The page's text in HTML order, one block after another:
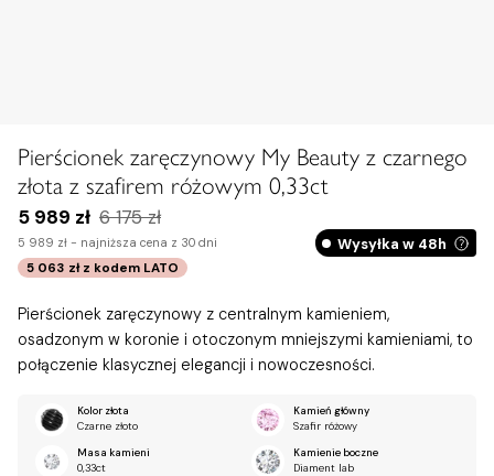
Pierścionek zaręczynowy My Beauty z czarnego
złota z szafirem różowym 0,33ct
5 989 zł 6 175 zł
5 989 zł - najniższa cena z 30 dni
5 063 zł z kodem LATO
Wysyłka w 48h
Pierścionek zaręczynowy z centralnym kamieniem,
osadzonym w koronie i otoczonym mniejszymi kamieniami, to
połączenie klasycznej elegancji i nowoczesności.
Kolor złota
Czarne złoto
Kamień główny
Szafir różowy
Masa kamieni
0,33ct
Kamienie boczne
Diament lab